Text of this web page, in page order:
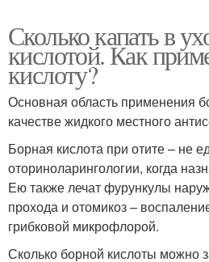
Сколько капать в
кислотой. Как
кислоту?
Основная область применения
качестве жидкого местного
Борная кислота при отите – не
оториноларингологии, когда
Ею также лечат фурункулы
прохода и отомикоз –
грибковой микрофлорой.
Сколько борной кислоты можно